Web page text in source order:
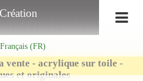
Français (FR)
vente - acrylique sur toile -
et originales